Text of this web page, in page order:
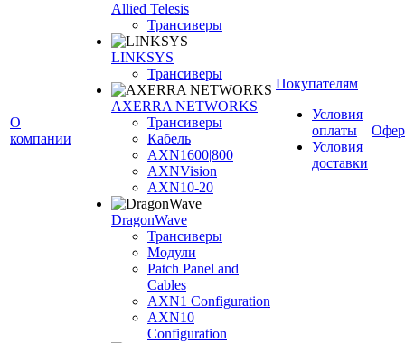
О
компании
Allied Telesis
Трансиверы
LINKSYS
Трансиверы
AXERRA NETWORKS
Трансиверы
Кабель
AXN1600|800
AXNVision
AXN10-20
DragonWave
Трансиверы
Модули
Patch Panel and
Cables
AXN1 Configuration
AXN10
Configuration
Покупателям
Условия
оплаты
Условия
доставки